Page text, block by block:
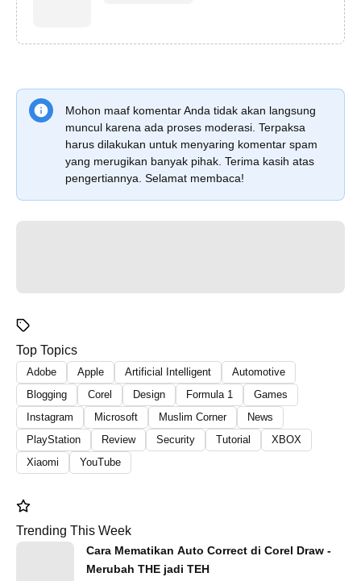
Mohon maaf komentar Anda tidak akan langsung
muncul karena ada proses moderasi. Terpaksa
harus dilakukan untuk menyaring komentar spam
yang merugikan banyak pihak. Terima kasih atas
pengertiannya. Selamat membaca!
Top Topics
Adobe Apple Artificial Intelligent
Automotive
Blogging
Corel Design Formula 1
Games
Instagram
Microsoft Muslim Corner
News
PlayStation
Review Security Tutorial
XBOX
Xiaomi
YouTube
Trending This Week
Cara Mematikan Auto Correct di Corel Draw -
Merubah THE jadi TEH